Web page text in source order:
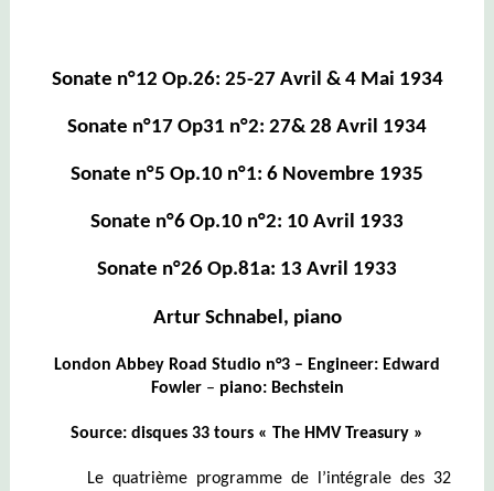
Sonate n°12 Op.26: 25-27 Avril & 4 Mai 1934
Sonate n°17 Op31 n°2: 27& 28 Avril 1934
Sonate n°5 Op.10 n°1: 6 Novembre 1935
Sonate n°6 Op.10 n°2: 10 Avril 1933
Sonate n°26 Op.81a: 13 Avril 1933
Artur Schnabel, piano
London Abbey Road Studio n°3 – Engineer: Edward
Fowler– piano:Bechstein
Source: disques 33 tours « The HMV Treasury »
Le quatrième programme de l’intégrale des 32